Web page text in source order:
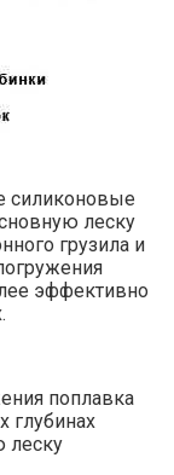
силиконовые
леску
грузила и
эффективно
поплавка
глубинах
леску